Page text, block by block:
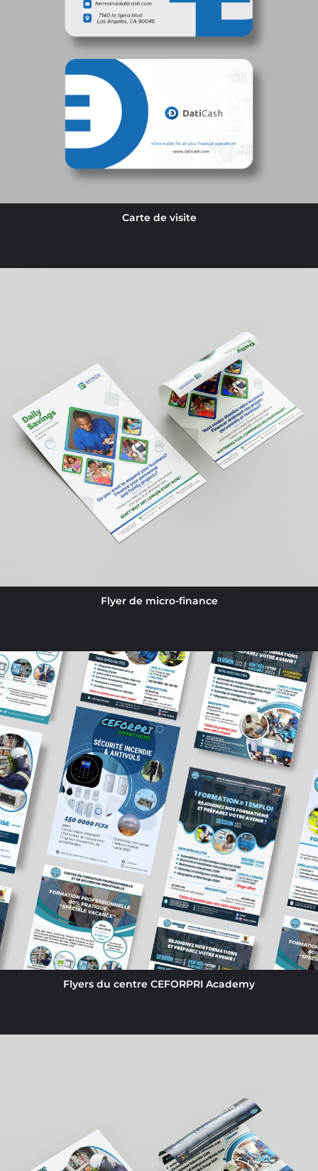
Carte de visite
Flyer de micro-finance
Flyers du centre CEFORPRI Academy